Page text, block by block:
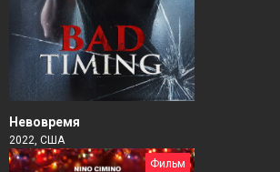
Невовремя
2022, США
Фильм